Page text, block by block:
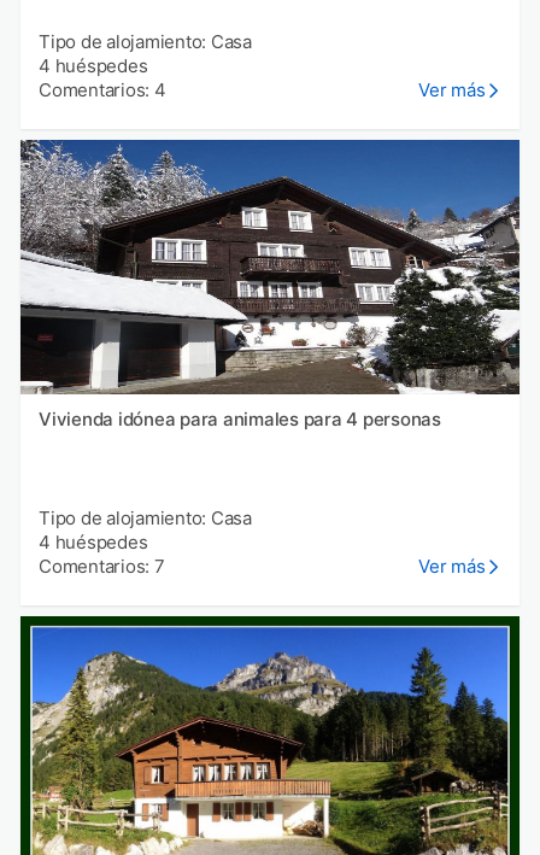
Tipo de alojamiento: Casa
4 huéspedes
Comentarios: 4
Ver más
Vivienda idónea para animales para 4 personas
Tipo de alojamiento: Casa
4 huéspedes
Comentarios: 7
Ver más